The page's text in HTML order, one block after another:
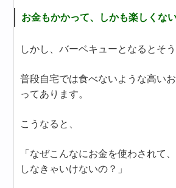
お金もかかって、しかも楽しくない
しかし、バーベキューとなるとそ
普段自宅では食べないような高い
ってあります。
こうなると、
「なぜこんなにお金を使わされて
しなきゃいけないの？」